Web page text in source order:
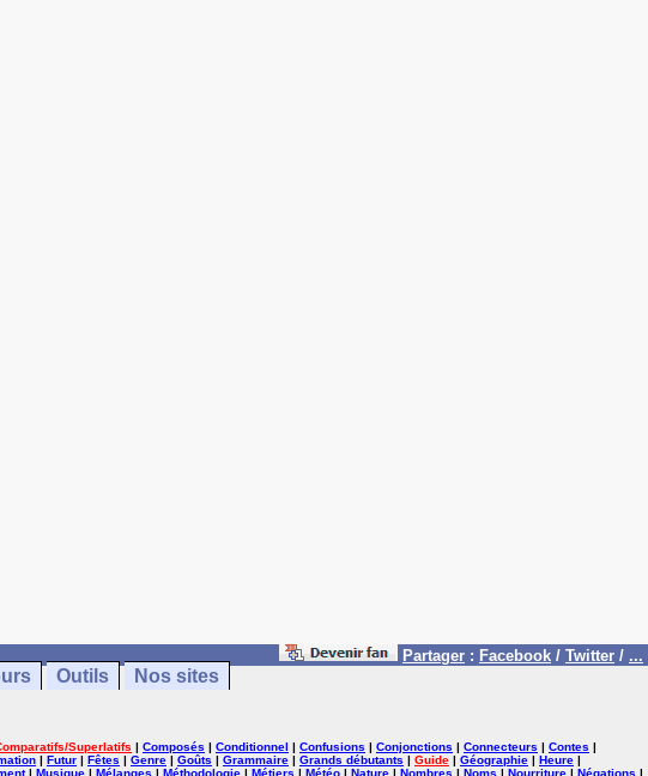
Partager : Facebook / Twitter / ...
Outils Nos sites
Superlatifs | Composés | Conditionnel | Confusions | Conjonctions | Connecteurs | Contes |
| Futur | Fêtes | Genre | Goûts | Grammaire | Grands débutants | Guide | Géographie | Heure |
| Musique | Mélanges | Méthodologie | Métiers | Météo | Nature | Nombres | Noms | Nourriture | Négations |